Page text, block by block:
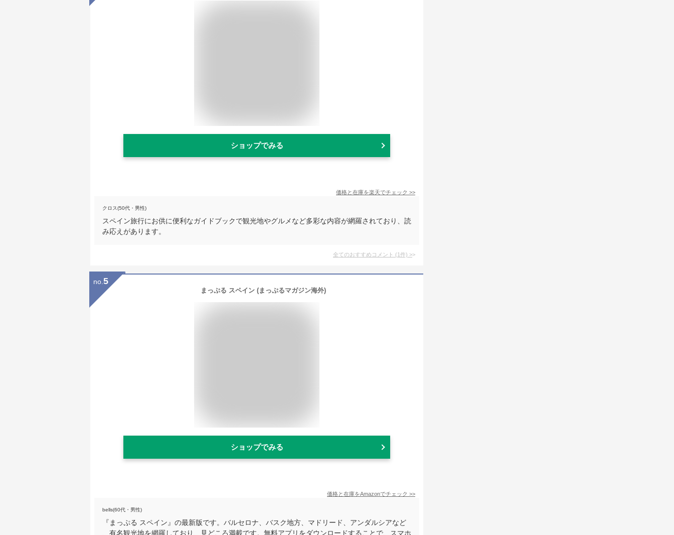
ショップでみる
価格と在庫を楽天でチェック >>
クロス(50代・男性)
スペイン旅行にお供に便利なガイドブックで観光地やグルメなど多彩な内容が網羅されており、読
み応えがあります。
全てのおすすめコメント (1件) >
no. 5
まっぷる スペイン (まっぷるマガジン海外)
ショップでみる
価格と在庫をAmazonでチェック >>
bells(60代・男性)
『まっぷる スペイン』の最新版です。バルセロナ、バスク地方、マドリード、アンダルシアなど
、有名観光地を網羅しており、見どころ満載です。無料アプリをダウンロードすることで、スマホ